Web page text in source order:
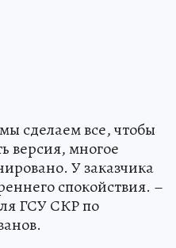
сделаем все, чтобы
версия, многое
У заказчика
спокойствия. –
ГСУ СКР по